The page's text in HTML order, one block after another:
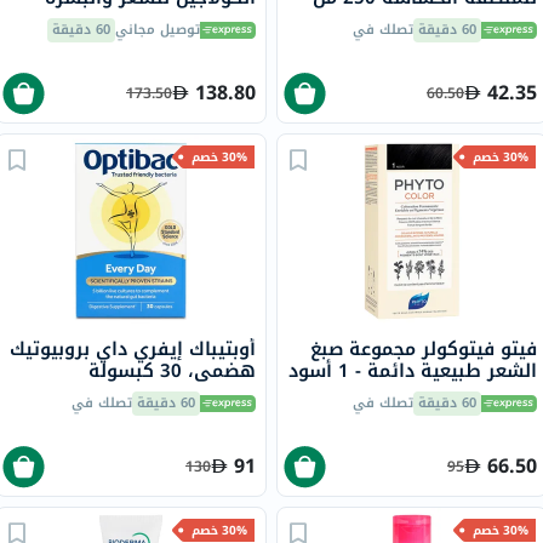
60 دقيقة تصلك في
42.35
60.50
والأظافر 284 جرامتوصيل مجاني60 دقيقة
138.80
173.50
30% خصم
فيتو فيتوكولر مجموعة صبغ
الشعر طبيعية دائمة - 1 أسود
60 دقيقة تصلك في
66.50
95
30% خصم
أوبتيباك إيفري داي بروبيوتيك
هضمي، 30 كبسولة
60 دقيقة تصلك في
91
130
30% خصم 30% خصم